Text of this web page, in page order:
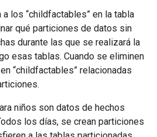
los “childfactables” en la tabla
qué particiones de datos sin
durante las que se realizará la
esas tablas. Cuando se eliminen
“childfactables” relacionadas
niños son datos de hechos
los días, se crean particiones